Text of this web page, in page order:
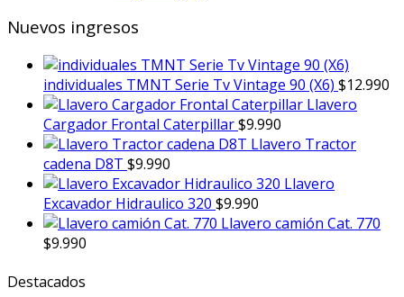
Nuevos ingresos
individuales TMNT Serie Tv Vintage 90 (X6) $12.990
Llavero
Cargador Frontal Caterpillar$9.990
Llavero Tractor
cadena D8T $9.990
Llavero
Excavador Hidraulico 320 $9.990
Llavero camión Cat. 770
$9.990
Destacados